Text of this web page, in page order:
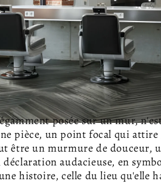
posée sur un mur,
pièce, un point focal qui
être un murmure de douceur,
audacieuse, en
histoire, celle du lieu qu'elle